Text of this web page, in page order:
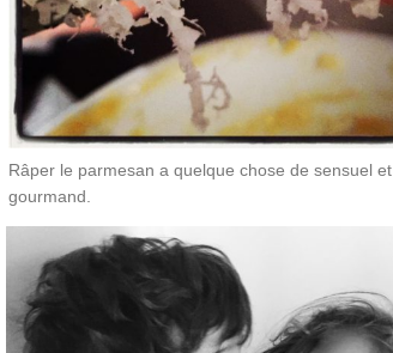
Râper le parmesan a quelque chose de sensuel et
gourmand.